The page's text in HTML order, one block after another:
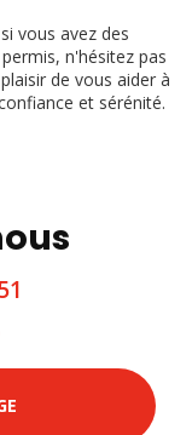
vous avez des
n'hésitez pas
de vous aider à
et sérénité.